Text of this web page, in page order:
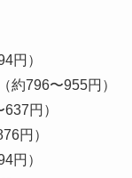
円）
約796〜955円）
円）
円）
円）